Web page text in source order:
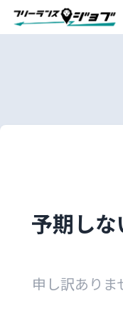
予期し
申し訳あり